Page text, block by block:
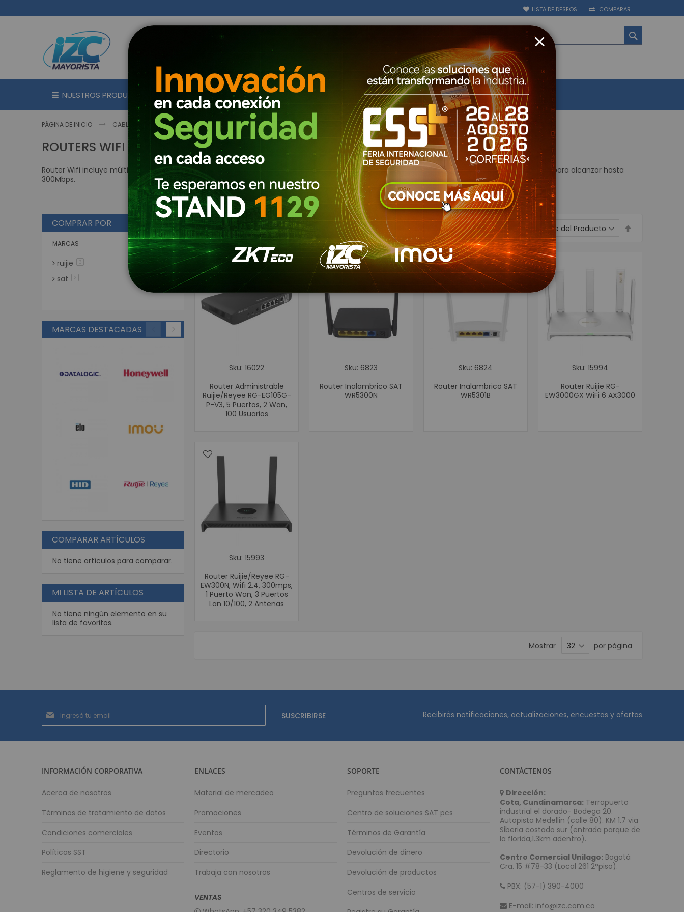
LISTA DE DESEOS COMPARAR
TODAS LAS CATEGORIAS
Seguridad Electrónica
Alarmas
Control de Acceso y Asistencia Biométrico
Accesorios Control de Acceso
Lectores de Huella Biométricos
CCTV Circuito Cerrado de Televisión
Circuito cerrado de televisión - Grabadores (CCTV)
Grabadores Análogo - Penta hibrido HD
Grabadores IP - NVR
Grabadores Móviles
Circuito cerrado de televisión - Cámaras (CCTV)
Cámaras IP
Cámaras Wifi
Accesorios para CCTV
WIFI
Paneles
Protección de Energía
Baterías de Respaldo UPS
Etiquetas Textiles
Contadoras y Detectoras de Dinero
Contadora De Monedas
Lector de Código de barras de mano
Lector de Código de barras Inalámbricos
Lector de Código de barras de mesa
Lector de Código de barras empotrables
Mini PC
Energía solar fotovoltaica
Paneles Solares
NUESTROS PRODUCTOS MARCAS DISTRIBUIDOR PROMOCIONES EVENTOS PAGUE AQUÍ BLOG
PÁGINA DE INICIO CABLEADO Y CONECTIVIDAD CONECTIVIDAD INALÁMBRICA ROUTERS WIFI
ROUTERS WIFI
Router Wifi incluye múltiples funciones de configuración intuitiva para propagación de redes inalambricas. Equipo bajo el estándar 802,11 b/g/n para alcanzar hasta
300Mbps.
Ver
como
Grilla Lista artículos Ordenar por
Sku: 16022
Router Administrable
Ruijie/Reyee RG-EG105G-
P-V3, 5 Puertos, 2 Wan,
100 Usuarios
Sku: 6823
Router Inalambrico SAT
WR5300N
Sku: 6824
Router Inalambrico SAT
WR5301B
Sku: 15994
Router Ruijie RG-
EW3000GX WiFi 6 AX3000
Sku: 15993
Router Ruijie/Reyee RG-
EW300N, Wifi 2.4, 300mps,
1 Puerto Wan, 3 Puertos
Lan 10/100, 2 Antenas
Mostrar por página
COMPRAR POR
MARCAS
ruijie 3artículos
sat 2artículos
MARCAS DESTACADAS
COMPARAR ARTÍCULOS
No tiene artículos para comparar.
MI LISTA DE ARTÍCULOS
No tiene ningún elemento en su
lista de favoritos.
al
boletín
SUSCRIBIRSE Recibirás notificaciones, actualizaciones, encuestas y ofertas
INFORMACIÓN CORPORATIVA
Acerca de nosotros
Términos de tratamiento de datos
Condiciones comerciales
Políticas SST
Reglamento de higiene y seguridad
ENLACES
Material de mercadeo
Promociones
Eventos
Directorio
Trabaja con nosotros
VENTAS
SOPORTE
Preguntas frecuentes
Centro de soluciones SAT pcs
Términos de Garantía
Devolución de dinero
Devolución de productos
Centros de servicio
CONTÁCTENOS
Dirección:
Cota, Cundinamarca: Terrapuerto
industrial el dorado- Bodega 20.
Autopista Medellin (calle 80). KM 1.7 via
Siberia costado sur (entrada parque de
la florida,1.3km adentro).
Centro Comercial Unilago: Bogotá
Cra. 15 #78-33 (Local 261 2°piso).
PBX: (57-1) 390-4000
E-mail: info@izc.com.co
CLOSE